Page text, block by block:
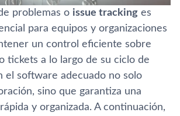
problemas o issue tracking es
para equipos y organizaciones
un control eficiente sobre
tickets a lo largo de su ciclo de
el software adecuado no solo
sino que garantiza una
y organizada. A continuación,